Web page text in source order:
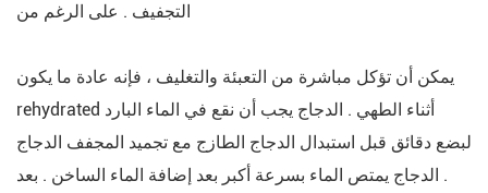
التجفيف . على الرغم من
يمكن أن تؤكل مباشرة من التعبئة والتغليف ، فإنه عادة ما يكون
rehydrated أثناء الطهي . الدجاج يجب أن نقع في الماء البارد
لبضع دقائق قبل استبدال الدجاج الطازج مع تجميد المجفف الدجاج
. الدجاج يمتص الماء بسرعة أكبر بعد إضافة الماء الساخن . بعد